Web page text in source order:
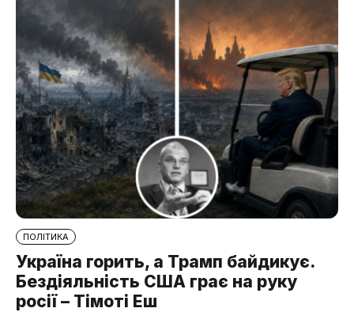
ПОЛІТИКА
Україна горить, а Трамп байдикує.
Бездіяльність США грає на руку
росії – Тімоті Еш